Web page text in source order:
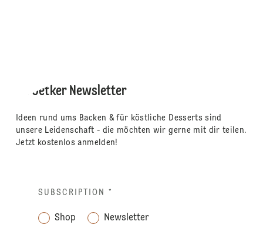
Dr. Oetker Newsletter
Ideen rund ums Backen & für köstliche Desserts sind
unsere Leidenschaft - die möchten wir gerne mit dir teilen.
Jetzt kostenlos anmelden!
SUBSCRIPTION *
Shop Newsletter